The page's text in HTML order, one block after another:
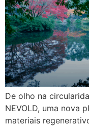
De olho na
NEVOLD, uma nova
materiais